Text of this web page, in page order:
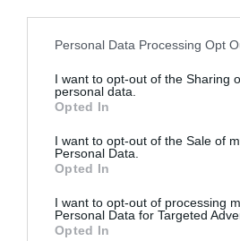
Please note that this website/app
not limited to your visit or usage
grant or deny consent to Google and
use your data for below specified
consent section.
Personal Data Processing Opt
I want to opt-out of the Sharing
personal data.
Opted In
I want to opt-out of the Sale of
Personal Data.
Opted In
I want to opt-out of processing
Personal Data for Targeted
Opted In